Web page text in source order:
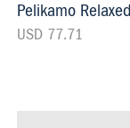
Pelikamo
USD 77.71